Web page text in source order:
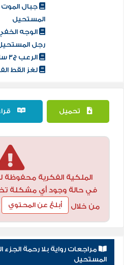
جبال الموت
المستحيل
الوجه
رجل
الرعب ج3 سلسلة ملف المستقبل
لغز القط
تحميل
الملكية الفكرية محفوظة
في حالة وجود أي مشكلة تخص
من خلال
أبلغ عن المحتوي
مراجعات رواية بلا رحمة
المستحيل